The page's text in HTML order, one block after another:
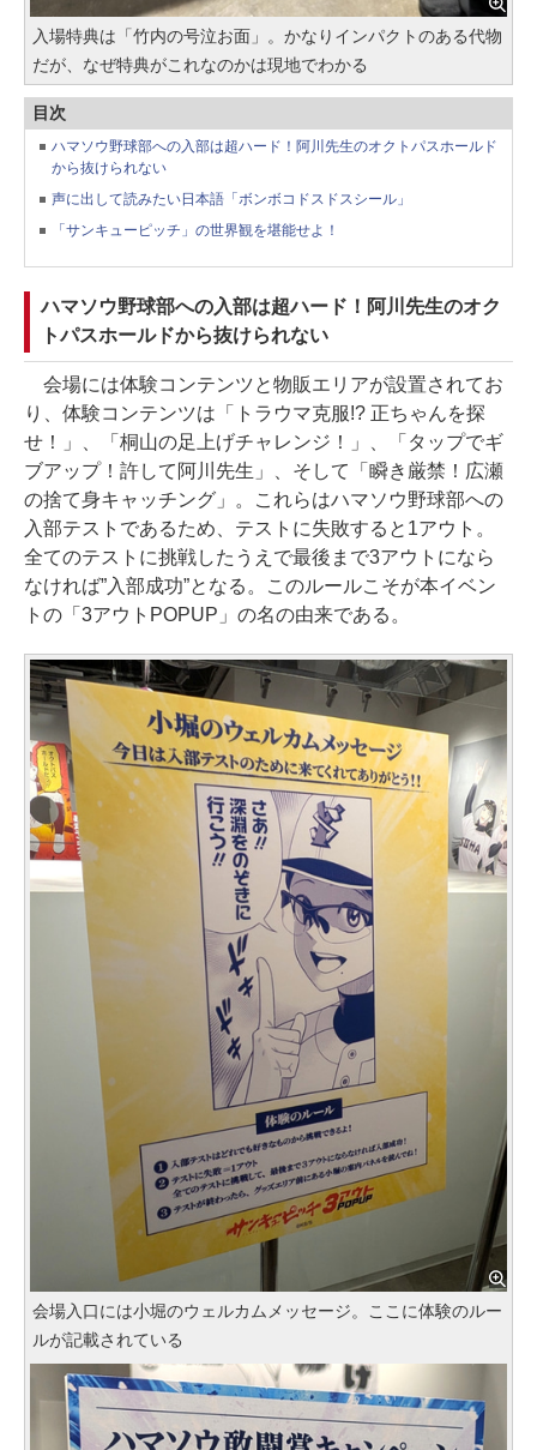
入場特典は「竹内の号泣お面」。かなりインパクトのある代物
だが、なぜ特典がこれなのかは現地でわかる
目次
ハマソウ野球部への入部は超ハード！阿川先生のオクトパスホールド
から抜けられない
声に出して読みたい日本語「ボンボコドスドスシール」
「サンキューピッチ」の世界観を堪能せよ！
ハマソウ野球部への入部は超ハード！阿川先生のオク
トパスホールドから抜けられない
会場には体験コンテンツと物販エリアが設置されてお
り、体験コンテンツは「トラウマ克服!? 正ちゃんを探
せ！」、「桐山の足上げチャレンジ！」、「タップでギ
ブアップ！許して阿川先生」、そして「瞬き厳禁！広瀬
の捨て身キャッチング」。これらはハマソウ野球部への
入部テストであるため、テストに失敗すると1アウト。
全てのテストに挑戦したうえで最後まで3アウトになら
なければ”入部成功”となる。このルールこそが本イベン
トの「3アウトPOPUP」の名の由来である。
会場入口には小堀のウェルカムメッセージ。ここに体験のルー
ルが記載されている